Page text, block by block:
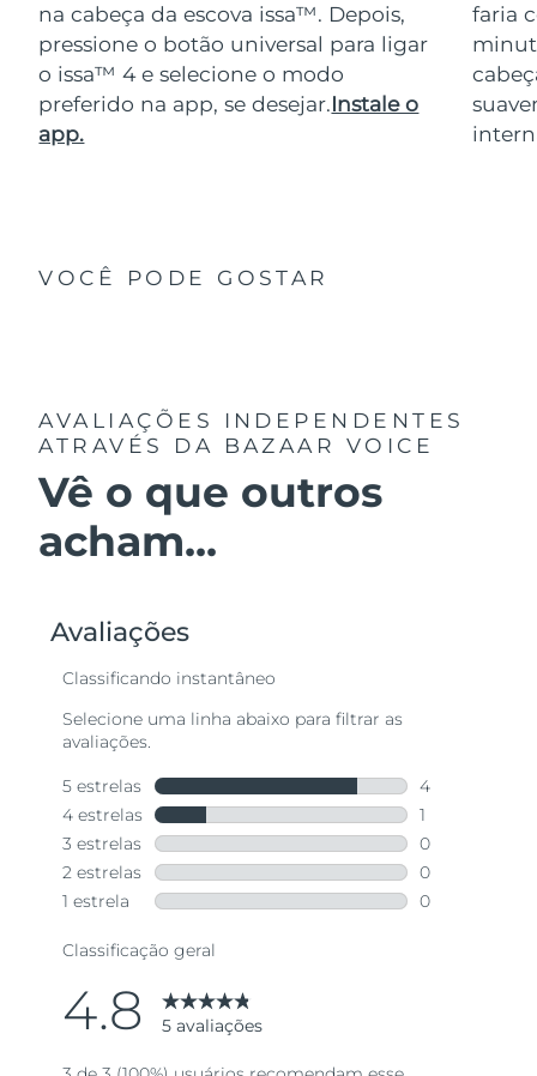
na cabeça da escova issa™. Depois,
pressione o botão universal para ligar
o issa™ 4 e selecione o modo
preferido na app, se desejar.Instale o
app.
faria
VOCÊ PODE GOSTAR
AVALIAÇÕES INDEPENDENTES
ATRAVÉS DA BAZAAR VOICE
Vê o que outros
acham...